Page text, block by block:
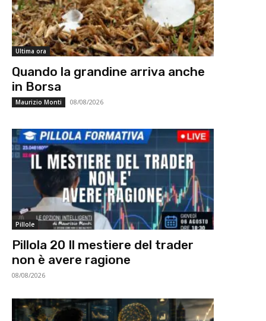
Ultima ora
Quando la grandine arriva anche
in Borsa
Maurizio Monti 08/08/2026
Pillole
Pillola 20 Il mestiere del trader
non è avere ragione
08/08/2026